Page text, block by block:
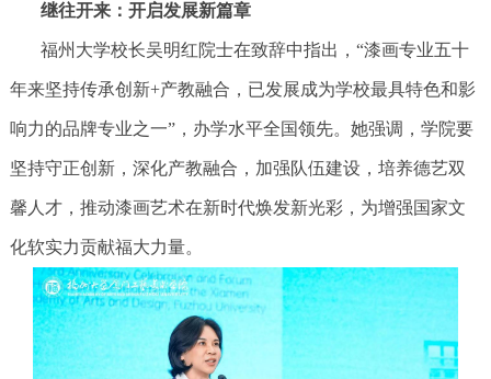
继往开来：开启发展新篇章
福州大学校长吴明红院士在致辞中指出，“漆画专业五十
年来坚持传承创新+产教融合，已发展成为学校最具特色和影
响力的品牌专业之一”，办学水平全国领先。她强调，学院要
坚持守正创新，深化产教融合，加强队伍建设，培养德艺双
馨人才，推动漆画艺术在新时代焕发新光彩，为增强国家文
化软实力贡献福大力量。